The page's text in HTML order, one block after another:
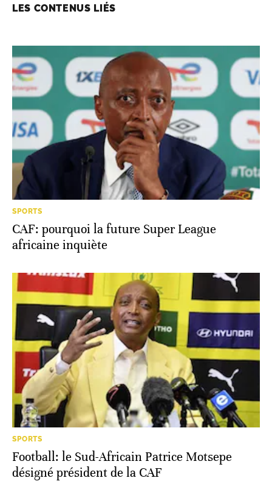
LES CONTENUS LIÉS
SPORTS
CAF: pourquoi la future Super League
africaine inquiète
SPORTS
Football: le Sud-Africain Patrice Motsepe
désigné président de la CAF